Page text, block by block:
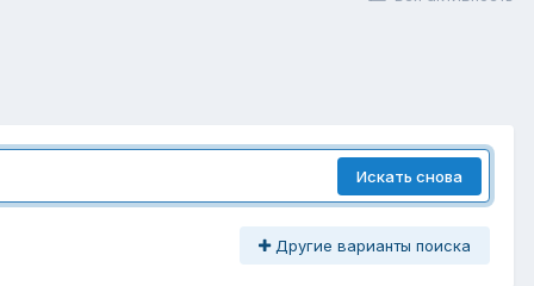
Искать снова
Другие варианты поиска